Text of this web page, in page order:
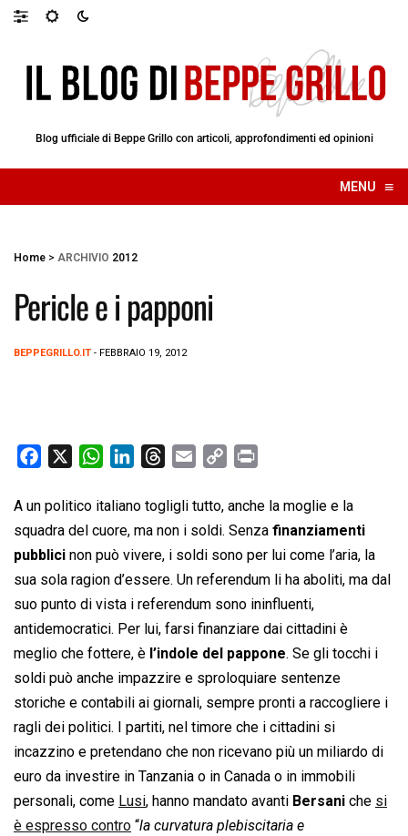
Blog ufficiale di Beppe Grillo con articoli, approfondimenti ed opinioni
MENU ≡
☰
Home > ARCHIVIO 2012
Pericle e i papponi
BEPPEGRILLO.IT - FEBBRAIO 19, 2012
c
e
b
o
o
k
W
a
t
s
A
p
p
n
k
e
d
I
n
r
e
a
d
s
a
i
l
p
y
L
i
n
k
i
n
t
A un politico italiano togligli tutto, anche la moglie e la
squadra del cuore, ma non i soldi. Senza finanziamenti
pubblici non può vivere, i soldi sono per lui come l’aria, la
sua sola ragion d’essere. Un referendum li ha aboliti, ma dal
suo punto di vista i referendum sono ininfluenti,
antidemocratici. Per lui, farsi finanziare dai cittadini è
meglio che fottere, è l’indole del pappone. Se gli tocchi i
soldi può anche impazzire e sproloquiare sentenze
storiche e contabili ai giornali, sempre pronti a raccogliere i
ragli dei politici. I partiti, nel timore che i cittadini si
incazzino e pretendano che non ricevano più un miliardo di
euro da investire in Tanzania o in Canada o in immobili
personali, come Lusi, hanno mandato avanti Bersani che si
è espresso contro “la curvatura plebiscitaria e